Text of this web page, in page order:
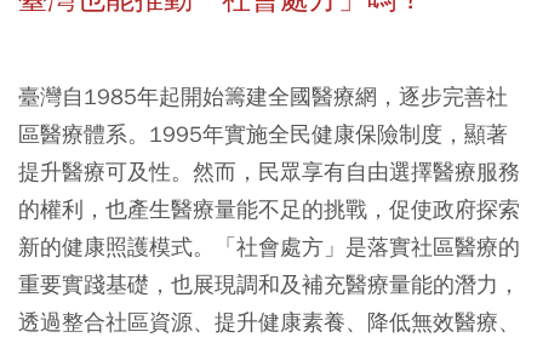
臺灣自1985年起開始籌建全國醫療網，逐步完善社
區醫療體系。1995年實施全民健康保險制度，顯著
提升醫療可及性。然而，民眾享有自由選擇醫療服務
的權利，也產生醫療量能不足的挑戰，促使政府探索
新的健康照護模式。「社會處方」是落實社區醫療的
重要實踐基礎，也展現調和及補充醫療量能的潛力，
透過整合社區資源、提升健康素養、降低無效醫療、